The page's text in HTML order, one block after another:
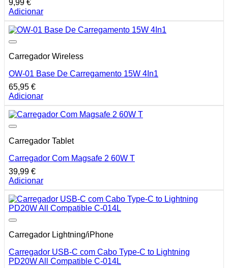
9,99 €
Adicionar
Carregador Wireless
OW-01 Base De Carregamento 15W 4In1
65,95 €
Adicionar
Carregador Tablet
Carregador Com Magsafe 2 60W T
39,99 €
Adicionar
Carregador Lightning/iPhone
Carregador USB-C com Cabo Type-C to Lightning
PD20W All Compatible C-014L